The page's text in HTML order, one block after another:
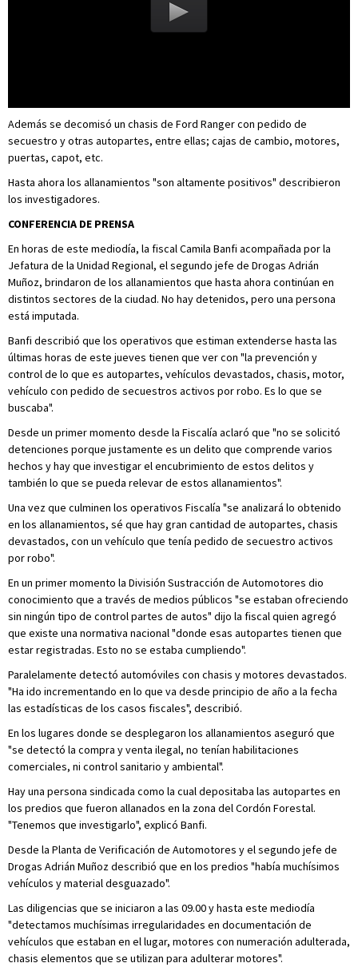
Además se decomisó un chasis de Ford Ranger con pedido de
secuestro y otras autopartes, entre ellas; cajas de cambio, motores,
puertas, capot, etc.
Hasta ahora los allanamientos "son altamente positivos" describieron
los investigadores.
CONFERENCIA DE PRENSA
En horas de este mediodía, la fiscal Camila Banfi acompañada por la
Jefatura de la Unidad Regional, el segundo jefe de Drogas Adrián
Muñoz, brindaron de los allanamientos que hasta ahora continúan en
distintos sectores de la ciudad. No hay detenidos, pero una persona
está imputada.
Banfi describió que los operativos que estiman extenderse hasta las
últimas horas de este jueves tienen que ver con "la prevención y
control de lo que es autopartes, vehículos devastados, chasis, motor,
vehículo con pedido de secuestros activos por robo. Es lo que se
buscaba".
Desde un primer momento desde la Fiscalía aclaró que "no se solicitó
detenciones porque justamente es un delito que comprende varios
hechos y hay que investigar el encubrimiento de estos delitos y
también lo que se pueda relevar de estos allanamientos".
Una vez que culminen los operativos Fiscalía "se analizará lo obtenido
en los allanamientos, sé que hay gran cantidad de autopartes, chasis
devastados, con un vehículo que tenía pedido de secuestro activos
por robo".
En un primer momento la División Sustracción de Automotores dio
conocimiento que a través de medios públicos "se estaban ofreciendo
sin ningún tipo de control partes de autos" dijo la fiscal quien agregó
que existe una normativa nacional "donde esas autopartes tienen que
estar registradas. Esto no se estaba cumpliendo".
Paralelamente detectó automóviles con chasis y motores devastados.
"Ha ido incrementando en lo que va desde principio de año a la fecha
las estadísticas de los casos fiscales", describió.
En los lugares donde se desplegaron los allanamientos aseguró que
"se detectó la compra y venta ilegal, no tenían habilitaciones
comerciales, ni control sanitario y ambiental".
Hay una persona sindicada como la cual depositaba las autopartes en
los predios que fueron allanados en la zona del Cordón Forestal.
"Tenemos que investigarlo", explicó Banfi.
Desde la Planta de Verificación de Automotores y el segundo jefe de
Drogas Adrián Muñoz describió que en los predios "había muchísimos
vehículos y material desguazado".
Las diligencias que se iniciaron a las 09.00 y hasta este mediodía
"detectamos muchísimas irregularidades en documentación de
vehículos que estaban en el lugar, motores con numeración adulterada,
chasis elementos que se utilizan para adulterar motores".